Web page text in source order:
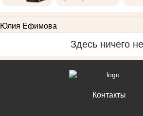
Юлия Ефимова
Здесь ничего
Контакты